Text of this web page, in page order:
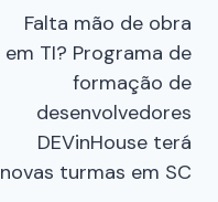
Falta mão de obra
em TI? Programa de
formação de
desenvolvedores
DEVinHouse terá
novas turmas em SC